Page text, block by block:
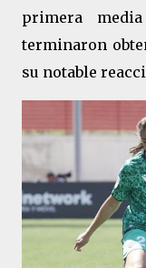
primera
terminaron
su notable